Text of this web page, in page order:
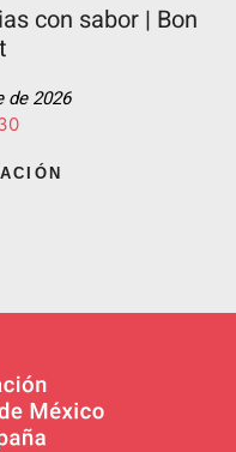
con sabor | Bon
de 2026